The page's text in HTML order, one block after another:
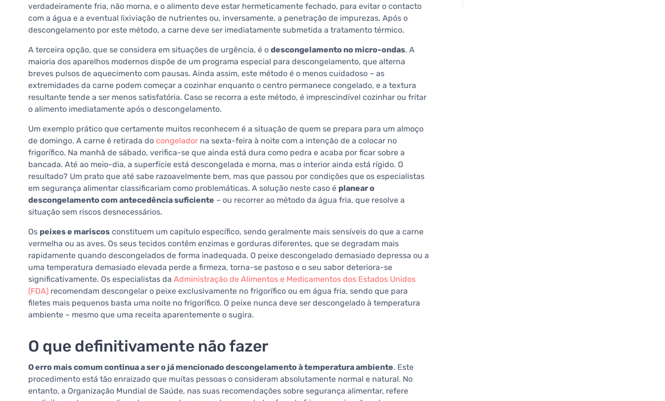
verdadeiramente fria, não morna, e o alimento deve estar hermeticamente fechado, para evitar o contacto
com a água e a eventual lixiviação de nutrientes ou, inversamente, a penetração de impurezas. Após o
descongelamento por este método, a carne deve ser imediatamente submetida a tratamento térmico.
A terceira opção, que se considera em situações de urgência, é o descongelamento no micro-ondas. A
maioria dos aparelhos modernos dispõe de um programa especial para descongelamento, que alterna
breves pulsos de aquecimento com pausas. Ainda assim, este método é o menos cuidadoso – as
extremidades da carne podem começar a cozinhar enquanto o centro permanece congelado, e a textura
resultante tende a ser menos satisfatória. Caso se recorra a este método, é imprescindível cozinhar ou fritar
o alimento imediatamente após o descongelamento.
Um exemplo prático que certamente muitos reconhecem é a situação de quem se prepara para um almoço
de domingo. A carne é retirada do congelador na sexta-feira à noite com a intenção de a colocar no
frigorífico. Na manhã de sábado, verifica-se que ainda está dura como pedra e acaba por ficar sobre a
bancada. Até ao meio-dia, a superfície está descongelada e morna, mas o interior ainda está rígido. O
resultado? Um prato que até sabe razoavelmente bem, mas que passou por condições que os especialistas
em segurança alimentar classificariam como problemáticas. A solução neste caso é planear o
descongelamento com antecedência suficiente – ou recorrer ao método da água fria, que resolve a
situação sem riscos desnecessários.
Os peixes e mariscos constituem um capítulo específico, sendo geralmente mais sensíveis do que a carne
vermelha ou as aves. Os seus tecidos contêm enzimas e gorduras diferentes, que se degradam mais
rapidamente quando descongelados de forma inadequada. O peixe descongelado demasiado depressa ou a
uma temperatura demasiado elevada perde a firmeza, torna-se pastoso e o seu sabor deteriora-se
significativamente. Os especialistas da Administração de Alimentos e Medicamentos dos Estados Unidos
(FDA) recomendam descongelar o peixe exclusivamente no frigorífico ou em água fria, sendo que para
filetes mais pequenos basta uma noite no frigorífico. O peixe nunca deve ser descongelado à temperatura
ambiente – mesmo que uma receita aparentemente o sugira.
O que definitivamente não fazer
O erro mais comum continua a ser o já mencionado descongelamento à temperatura ambiente. Este
procedimento está tão enraizado que muitas pessoas o consideram absolutamente normal e natural. No
entanto, a Organização Mundial de Saúde, nas suas recomendações sobre segurança alimentar, refere